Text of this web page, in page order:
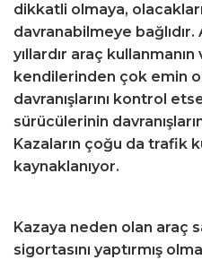
dikkatli olmaya,
davranabilmeye
yıllardır araç
kendilerinden çok emin
davranışlarını kontrol
sürücülerinin
Kazaların çoğu da trafik
kaynaklanıyor.
Kazaya neden olan araç
sigortasını yaptırmış